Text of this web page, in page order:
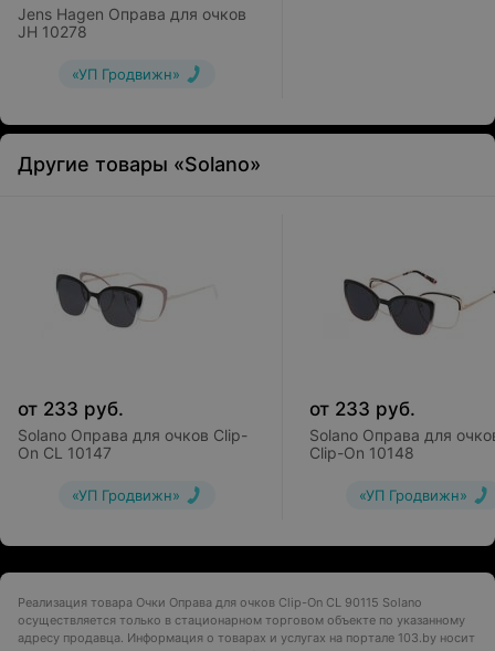
Jens Hagen Оправа для очков
JH 10278
«УП Гродвижн»
Другие товары «Solano»
от 233 руб.
Solano Оправа для очков Clip-
On CL 10147
«УП Гродвижн»
от 233 руб.
Solano Оправа для
Clip-On 10148
«УП Гродвижн»
Реализация товара Очки Оправа для очков Clip-On CL 90115 Solano
осуществляется только в стационарном торговом объекте по указанному
адресу продавца. Информация о товарах и услугах на портале 103.by носит